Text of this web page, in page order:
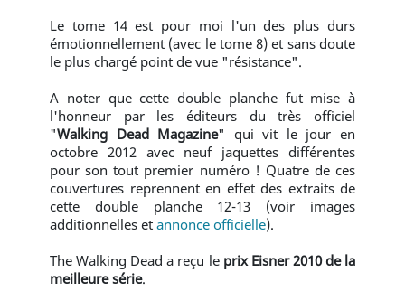
Le tome 14 est pour moi l'un des plus durs
émotionnellement (avec le tome 8) et sans doute
le plus chargé point de vue "résistance".
A noter que cette double planche fut mise à
l'honneur par les éditeurs du très officiel
"Walking Dead Magazine" qui vit le jour en
octobre 2012 avec neuf jaquettes différentes
pour son tout premier numéro ! Quatre de ces
couvertures reprennent en effet des extraits de
cette double planche 12-13 (voir images
additionnelles et annonce officielle).
The Walking Dead a reçu le prix Eisner 2010 de la
meilleure série.